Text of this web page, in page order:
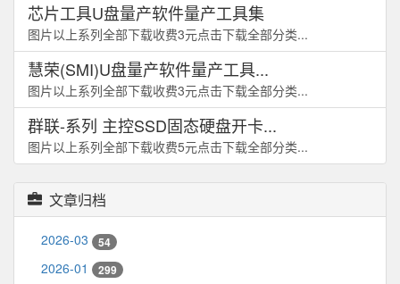
芯片工具U盘量产软件量产工具集
图片以上系列全部下载收费3元点击下载全部分类...
慧荣(SMI)U盘量产软件量产工具...
图片以上系列全部下载收费3元点击下载全部分类...
群联-系列 主控SSD固态硬盘开卡...
图片以上系列全部下载收费5元点击下载全部分类...
文章归档
2026-03 54
2026-01 299